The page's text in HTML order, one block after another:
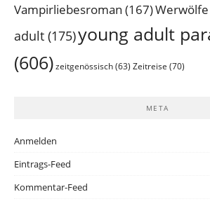
Vampirliebesroman (167)Werwölfe
adult (175)young adult
(606) zeitgenössisch (63) Zeitreise (70)
META
Anmelden
Eintrags-Feed
Kommentar-Feed